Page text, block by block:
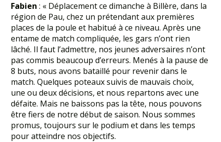
Fabien : « Déplacement ce dimanche à Billère, dans la
région de Pau, chez un prétendant aux premières
places de la poule et habitué à ce niveau. Après une
entame de match compliquée, les gars n’ont rien
lâché. Il faut l’admettre, nos jeunes adversaires n’ont
pas commis beaucoup d’erreurs. Menés à la pause de
8 buts, nous avons bataillé pour revenir dans le
match. Quelques poteaux suivis de mauvais choix,
une ou deux décisions, et nous repartons avec une
défaite. Mais ne baissons pas la tête, nous pouvons
être fiers de notre début de saison. Nous sommes
promus, toujours sur le podium et dans les temps
pour atteindre nos objectifs.